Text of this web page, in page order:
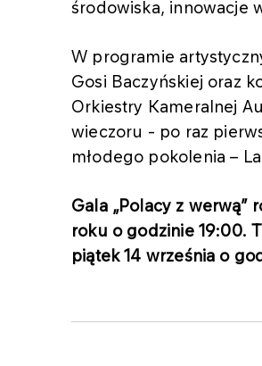
środowiska, innowacje
W programie
Gosi Baczyńskiej oraz
Orkiestry Kameralnej
wieczoru - po raz
młodego pokolenia –
Gala „Polacy z werwą”
roku o godzinie 19:00.
piątek 14 września o